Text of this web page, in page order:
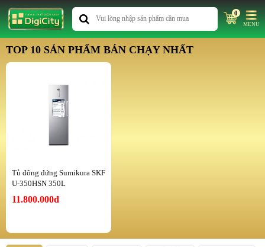
0
MENU
TOP 10 SẢN PHẨM BÁN CHẠY NHẤT
Tủ đông đứng Sumikura SKF
U-350HSN 350L
11.800.000đ